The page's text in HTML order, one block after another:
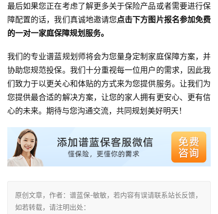
最后如果您正在考虑了解更多关于保险产品或者需要进行保
障配置的话，我们真诚地邀请您点击下方图片报名参加免费
的一对一家庭保障规划服务。
我们的专业谱蓝规划师将会为您量身定制家庭保障方案，并
协助您规范投保。我们十分重视每一位用户的需求，因此我
们致力于以更关心和体贴的方式来为您提供服务。让我们为
您提供最合适的解决方案，让您的家人拥有更安心、更有信
心的未来。期待与您沟通交流，共同规划美好明天！
原创文章，作者：谱蓝保-敏敏，若内容有误请联系站长反馈，
如若转载，请注明出处：